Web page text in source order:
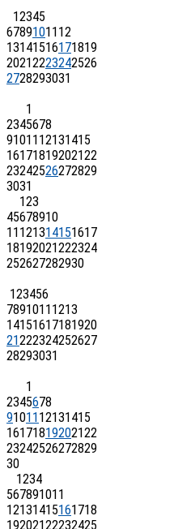
12345
67891011 12
13141516171819
20212223242526
2728293031
1
2345678
91011 12131415
16171819202122
23242526272829
3031
123
45678910
11 121314151617
18192021222324
252627282930
123456
7891011 1213
14151617181920
21222324252627
28293031
1
2345678
91011 12131415
16171819202122
23242526272829
30
1234
567891011
12131415161718
19202122232425